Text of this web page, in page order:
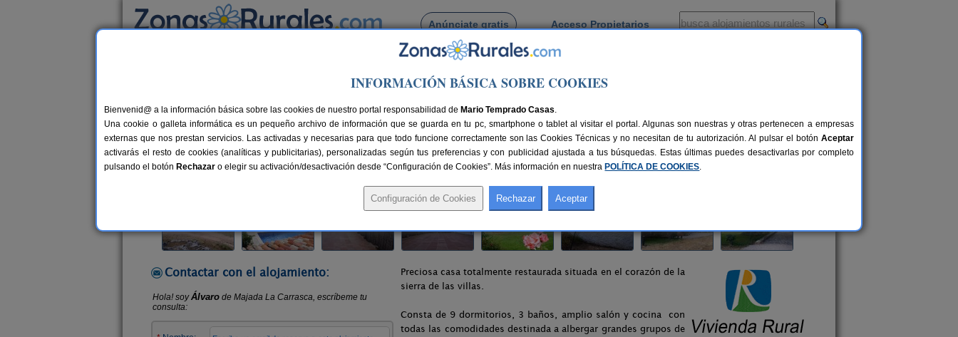
Anúnciate gratis Acceso Propietarios
Busca por pueblo
> Majada La Carrasca
Majada La Carrasca
Vivienda turística en Villacarrillo (Jaén)
Alquiler completo 15-25 plazas 100 km de Jaén Compartir:
Contactar con el alojamiento:
Preciosa casa totalmente restaurada situada en el corazón de la
sierra de las villas.
Consta de 9 dormitorios, 3 baños, amplio salón y cocina con
todas las comodidades destinada a albergar grandes grupos de
INFORMACIÓN BÁSICA SOBRE COOKIES
Bienvenid@ a la información básica sobre las cookies de nuestro portal responsabilidad de Mario Temprado Casas.
Una cookie o galleta informática es un pequeño archivo de información que se guarda en tu pc, smartphone o tablet al visitar el portal. Algunas son nuestras y otras pertenecen a empresas
externas que nos prestan servicios. Las activadas y necesarias para que todo funcione correctamente son las Cookies Técnicas y no necesitan de tu autorización. Al pulsar el botón Aceptar
activarás el resto de cookies (analíticas y publicitarias), personalizadas según tus preferencias y con publicidad ajustada a tus búsquedas. Estas últimas puedes desactivarlas por completo
pulsando el botón Rechazar o elegir su activación/desactivación desde “Configuración de Cookies”. Más información en nuestra POLÍTICA DE COOKIES.